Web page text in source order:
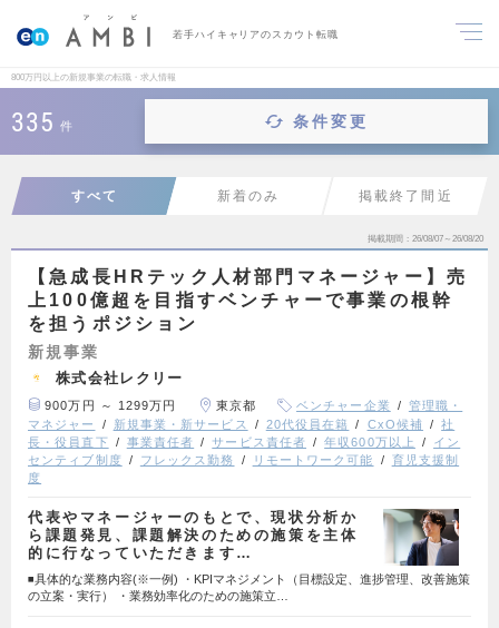
若手ハイキャリアのスカウト転職
800万円以上の新規事業の転職・求人情報
335 件 条件変更
すべて 新着のみ 掲載終了間近
掲載期間 26/08/07～26/08/20
【急成長HRテック人材部門マネージャー】売
上100億超を目指すベンチャーで事業の根幹
を担うポジション
新規事業
株式会社レクリー
900万円 ～ 1299万円 東京都 ベンチャー企業
管理職・
マネジャー
新規事業・新サービス 20代役員在籍 CxO候補
社
長・役員直下
事業責任者 サービス責任者 年収600万以上
イン
センティブ制度
フレックス勤務 リモートワーク可能
育児支援制
度
代表やマネージャーのもとで、現状分析か
ら課題発見、課題解決のための施策を主体
的に行なっていただきます…
◾️具体的な業務内容(※一例) ・KPIマネジメント（目標設定、進捗管理、改善施策
の立案・実行） ・業務効率化のための施策立…